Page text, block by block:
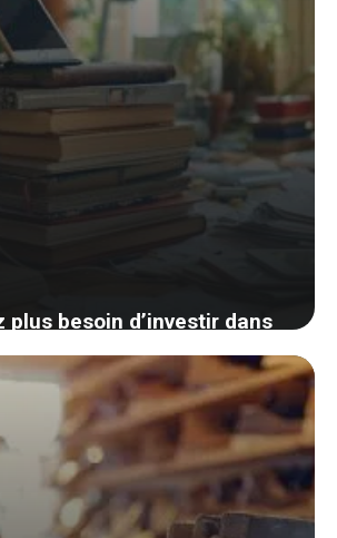
plus besoin d’investir dans
: découvrez une astuce